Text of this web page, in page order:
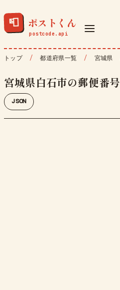
📮 ポストくん
トップ 都道府県一覧 宮城県
宮城県白石市の郵便番号
JSON